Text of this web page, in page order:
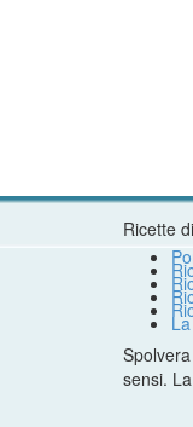
Ricette
sensi.